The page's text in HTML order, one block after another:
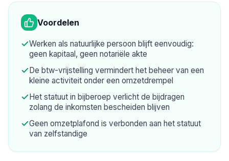
Voordelen
Werken als natuurlijke persoon blijft eenvoudig:
geen kapitaal, geen notariële akte
De btw-vrijstelling vermindert het beheer van een
kleine activiteit onder een omzetdrempel
Het statuut in bijberoep verlicht de bijdragen
zolang de inkomsten bescheiden blijven
Geen omzetplafond is verbonden aan het statuut
van zelfstandige